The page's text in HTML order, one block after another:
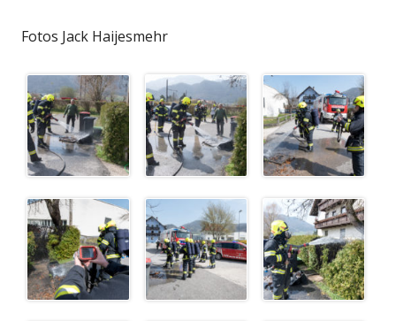
Fotos Jack Haijesmehr